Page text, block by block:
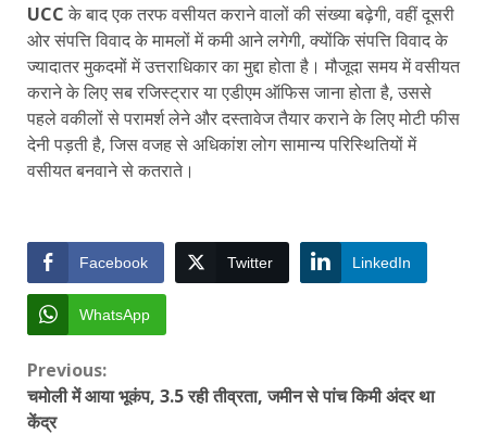
UCC के बाद एक तरफ वसीयत कराने वालों की संख्या बढ़ेगी, वहीं दूसरी
ओर संपत्ति विवाद के मामलों में कमी आने लगेगी, क्योंकि संपत्ति विवाद के
ज्यादातर मुकदमों में उत्तराधिकार का मुद्दा होता है। मौजूदा समय में वसीयत
कराने के लिए सब रजिस्ट्रार या एडीएम ऑफिस जाना होता है, उससे
पहले वकीलों से परामर्श लेने और दस्तावेज तैयार कराने के लिए मोटी फीस
देनी पड़ती है, जिस वजह से अधिकांश लोग सामान्य परिस्थितियों में
वसीयत बनवाने से कतराते।
Facebook Twitter LinkedIn
WhatsApp
Continue
Reading
Previous:
चमोली में आया भूकंप, 3.5 रही तीव्रता, जमीन से पांच किमी अंदर था
केंद्र